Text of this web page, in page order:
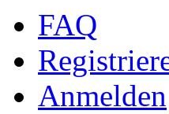
FAQ
Anmelden